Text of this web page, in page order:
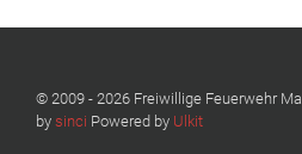
© 2009 - 2026 Freiwillige Feuerwehr
by sinci Powered by Ulkit